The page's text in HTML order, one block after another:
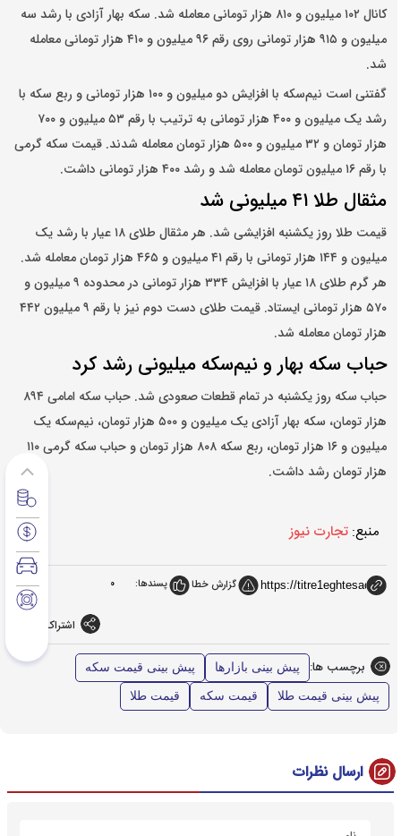
کانال ۱۰۲ میلیون و ۸۱۰ هزار تومانی معامله شد. سکه‌ بهار آزادی با رشد سه
میلیون و ۹۱۵ هزار تومانی روی رقم ۹۶ میلیون و ۴۱۰ هزار تومانی معامله
شد.
گفتنی است نیم‌سکه با افزایش دو میلیون و ۱۰۰ هزار تومانی و ربع سکه با
رشد یک میلیون و ۴۰۰ هزار تومانی به ترتیب با رقم ۵۳ میلیون و ۷۰۰
هزار تومان و ۳۲ میلیون و ۵۰۰ هزار تومان معامله شدند. قیمت سکه گرمی
با رقم ۱۶ میلیون تومان معامله شد و رشد ۴۰۰ هزار تومانی داشت.
مثقال طلا ۴۱ میلیونی شد
قیمت طلا روز یکشنبه افزایشی شد. هر مثقال طلای ۱۸ عیار با رشد یک
میلیون و ۱۴۴ هزار تومانی با رقم ۴۱ میلیون و ۴۶۵ هزار تومان معامله شد.
هر گرم طلای ۱۸ عیار با افزایش ۳۳۴ هزار تومانی در محدوده ۹ میلیون و
۵۷۰ هزار تومانی ایستاد. قیمت طلای دست دوم نیز با رقم ۹ میلیون ۴۴۲
هزار تومان معامله شد.
حباب سکه بهار و نیم‌سکه میلیونی رشد کرد
حباب سکه روز یکشنبه در تمام قطعات صعودی شد. حباب سکه امامی ۸۹۴
هزار تومان، سکه بهار آزادی یک میلیون و ۵۰۰ هزار تومان، نیم‌سکه یک
میلیون و ۱۶ هزار تومان، ربع‌ سکه ۸۰۸ هزار تومان و حباب سکه گرمی ۱۱۰
هزار تومان رشد داشت.
منبع: تجارت نیوز
گزارش خطا پسندها: 0
اشتراک گذاری
برچسب ها: پیش بینی بازارها پیش بینی قیمت سکه
پیش بینی قیمت طلا قیمت سکه قیمت طلا
ارسال نظرات